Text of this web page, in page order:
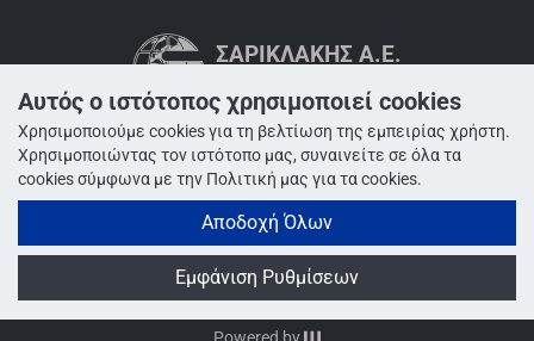
ΣΑΡΙΚΛΆΚΗΣ Α.Ε.
© 1975 - 2026 sarimen.com
Αυτός ο ιστότοπος χρησιμοποιεί cookies
Χρησιμοποιούμε cookies για τη βελτίωση της εμπειρίας χρήστη.
Χρησιμοποιώντας τον ιστότοπο μας, συναινείτε σε όλα τα
cookies σύμφωνα με την Πολιτική μας για τα cookies.
Αποδοχή Όλων
Εμφάνιση Ρυθμίσεων